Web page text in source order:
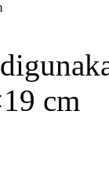
cm